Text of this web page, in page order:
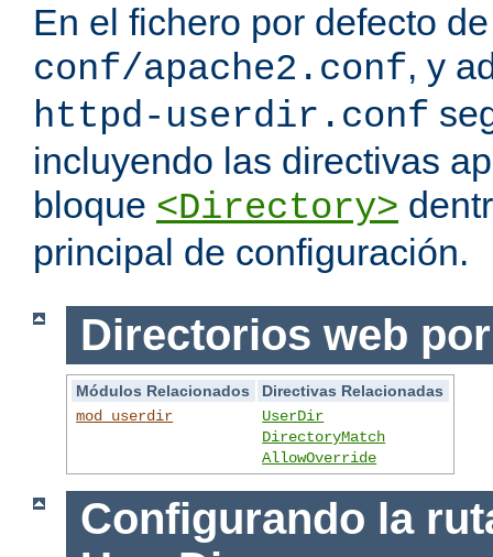
En el fichero por defecto
conf/apache2.conf, y
httpd-userdir.conf
incluyendo las directivas
bloque <Directory>
principal de configuración.
Directorios web
Módulos Relacionados
Directivas Relacionadas
mod_userdir
UserDir
DirectoryMatch
AllowOverride
Configurando la